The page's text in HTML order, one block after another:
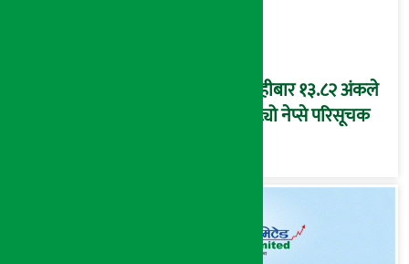
बिहीबार १३.८२ अंकले
घट्यो नेप्से परिसूचक